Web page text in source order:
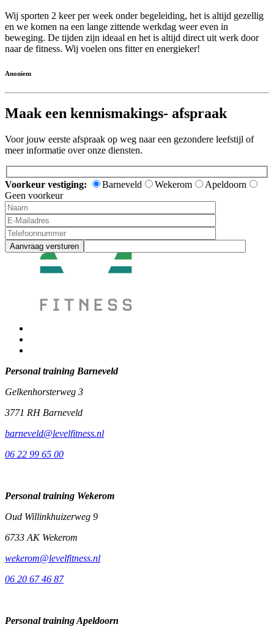
Wij sporten 2 keer per week onder begeleiding, het is altijd gezellig
en we komen na een lange zittende werkdag weer even in
beweging. De tijden zijn ideaal en het is altijd direct uit werk door
naar de fitness. Wij voelen ons fitter en energieker!
Anoniem
Maak een kennismakings- afspraak
Voor jouw eerste afspraak op weg naar een gezondere leefstijl of
meer informatie over onze diensten.
Voorkeur vestiging: Barneveld Wekerom
Apeldoorn
Geen voorkeur
Aanvraag versturen
Personal training Barneveld
Gelkenhorsterweg 3
3771 RH Barneveld
barneveld@levelfitness.nl
06 22 99 65 00
Personal training Wekerom
Oud Willinkhuizerweg 9
6733 AK Wekerom
wekerom@levelfitness.nl
06 20 67 46 87
Personal training Apeldoorn